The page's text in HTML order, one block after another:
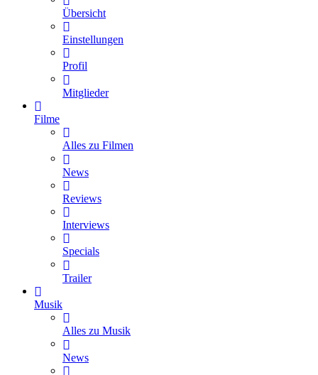
Übersicht
Einstellungen
Profil
Mitglieder
Filme
Alles zu Filmen
News
Reviews
Interviews
Specials
Trailer
Musik
Alles zu Musik
News